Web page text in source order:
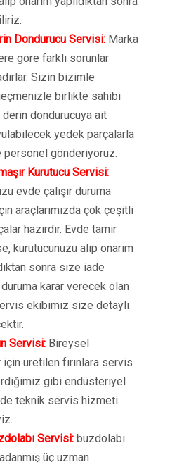
Dondurucu Servisi: Marka
göre farklı sorunlar
Sizin bizimle
birlikte sahibi
dondurucuya ait
yedek parçalarla
gönderiyoruz.
Kurutucu Servisi:
evde çalışır duruma
araçlarımızda çok çeşitli
hazırdır. Evde tamir
kurutucunuzu alıp onarım
sonra size iade
karar verecek olan
ekibimiz size detaylı
Servisi: Bireysel
için üretilen fırınlara servis
gibi endüsteriyel
teknik servis hizmeti
Servisi: buzdolabı
üç uzman